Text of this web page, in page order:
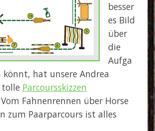
besser
es Bild
über
die
Aufga
könnt, hat unsere Andrea
tolle Parcoursskizzen
Fahnenrennen über Horse
zum Paarparcours ist alles